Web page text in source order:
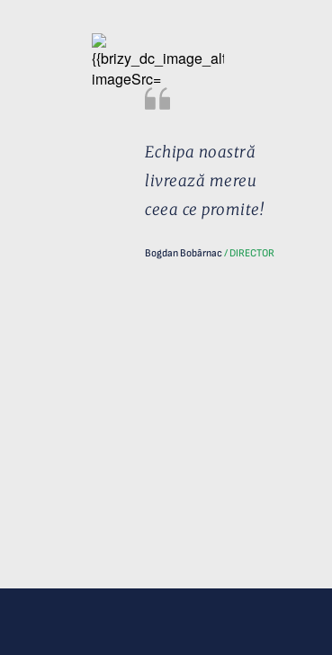
Echipa noastră
livrează mereu
ceea ce promite!
Bogdan Bobârnac / DIRECTOR